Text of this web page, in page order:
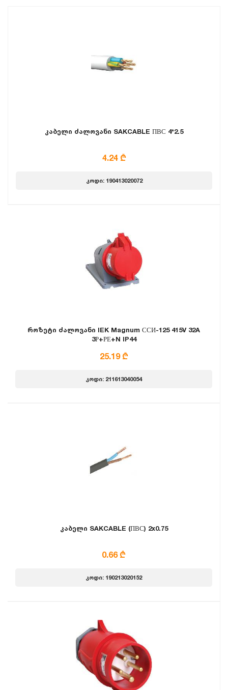
კაბელი ძალოვანი SAKCABLE ПВС 4*2.5
4.24 ₾
კოდი: 190413020072
როზეტი ძალოვანი IEK Magnum ССИ-125 415V 32A
3Р+РЕ+N IP44
25.19 ₾
კოდი: 211613040054
კაბელი SAKCABLE (ПВС) 2x0.75
0.66 ₾
კოდი: 190213020152